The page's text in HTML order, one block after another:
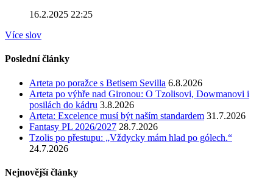
16.2.2025 22:25
Více slov
Poslední články
Arteta po poražce s Betisem Sevilla 6.8.2026
Arteta po výhře nad Gironou: O Tzolisovi, Dowmanovi i
posilách do kádru 3.8.2026
Arteta: Excelence musí být naším standardem 31.7.2026
Fantasy PL 2026/2027 28.7.2026
Tzolis po přestupu: „Vždycky mám hlad po gólech.“
24.7.2026
Nejnovější články